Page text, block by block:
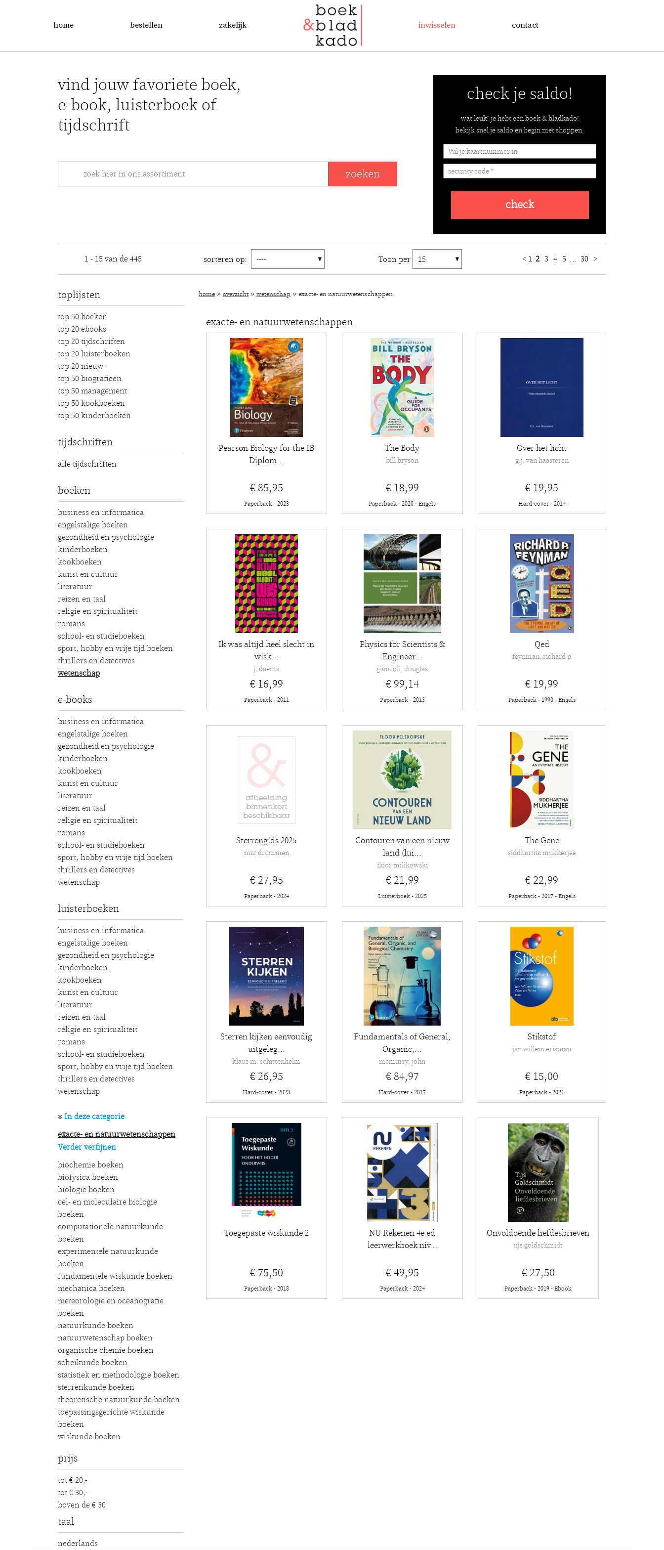
home bestellen zakelijk inwisselen contact
vind jouw favoriete boek,
e-book, luisterboek of
tijdschrift
check je saldo!
wat leuk! je hebt een boek & bladkado!
bekijk snel je saldo en begin met shoppen.
check
1 - 15 van de 445 sorteren op: Toon per < 1 2 3 4 5 ... 30 >
toplijsten
top 50 boeken
top 20 ebooks
top 20 tijdschriften
top 20 luisterboeken
top 20 nieuw
top 50 biografieën
top 50 management
top 50 kookboeken
top 50 kinderboeken
tijdschriften
alle tijdschriften
boeken
business en informatica
engelstalige boeken
gezondheid en psychologie
kinderboeken
kookboeken
kunst en cultuur
literatuur
reizen en taal
religie en spiritualiteit
romans
school- en studieboeken
sport, hobby en vrije tijd boeken
thrillers en detectives
wetenschap
e-books
business en informatica
engelstalige boeken
gezondheid en psychologie
kinderboeken
kookboeken
kunst en cultuur
literatuur
reizen en taal
religie en spiritualiteit
romans
school- en studieboeken
sport, hobby en vrije tijd boeken
thrillers en detectives
wetenschap
luisterboeken
business en informatica
engelstalige boeken
gezondheid en psychologie
kinderboeken
kookboeken
kunst en cultuur
literatuur
reizen en taal
religie en spiritualiteit
romans
school- en studieboeken
sport, hobby en vrije tijd boeken
thrillers en detectives
wetenschap
In deze categorie
exacte- en natuurwetenschappen
Verder verfijnen
biochemie boeken
biofysica boeken
biologie boeken
cel- en moleculaire biologie
boeken
computationele natuurkunde
boeken
experimentele natuurkunde
boeken
fundamentele wiskunde boeken
mechanica boeken
meteorologie en oceanografie
boeken
natuurkunde boeken
natuurwetenschap boeken
organische chemie boeken
scheikunde boeken
statistiek en methodologie boeken
sterrenkunde boeken
theoretische natuurkunde boeken
toepassingsgerichte wiskunde
boeken
wiskunde boeken
prijs
tot € 20,-
tot € 30,-
boven de € 30
taal
nederlands
home » overzicht » wetenschap » exacte- en natuurwetenschappen
exacte- en natuurwetenschappen
Pearson Biology for the IB
Diplom...
€ 85,95
Paperback - 2023
The Body
bill bryson
€ 18,99
Paperback - 2020 - Engels
Over het licht
g.j. van haasteren
€ 19,95
Hard-cover - 2014
Ik was altijd heel slecht in
wisk...
j. daems
€ 16,99
Paperback - 2011
Physics for Scientists &
Engineer...
giancoli, douglas
€ 99,14
Paperback - 2013
Qed
feynman, richard p
€ 19,99
Paperback - 1990 - Engels
Sterrengids 2025
mat drummen
€ 27,95
Paperback - 2024
Contouren van een nieuw
land (lui...
floor milikowski
€ 21,99
Luisterboek - 2025
The Gene
siddhartha mukherjee
€ 22,99
Paperback - 2017 - Engels
Sterren kijken eenvoudig
uitgeleg...
klaus m. schittenhelm
€ 26,95
Hard-cover - 2023
Fundamentals of General,
Organic,...
mcmurry, john
€ 84,97
Hard-cover - 2017
Stikstof
jan willem erisman
€ 15,00
Paperback - 2021
Toegepaste wiskunde 2
€ 75,50
Paperback - 2018
NU Rekenen 4e ed
leerwerkboek niv...
€ 49,95
Paperback - 2024
Onvoldoende liefdesbrieven
tijs goldschmidt
€ 27,50
Paperback - 2019 - Ebook